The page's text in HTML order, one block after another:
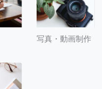
写真・動画制作